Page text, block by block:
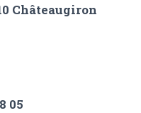
Châteaugiron
05